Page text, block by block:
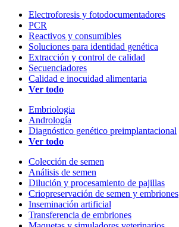
Electroforesis y fotodocumentadores
PCR
Reactivos y consumibles
Soluciones para identidad genética
Extracción y control de calidad
Secuenciadores
Calidad e inocuidad alimentaria
Ver todo
Embriologia
Andrología
Diagnóstico genético preimplantacional
Ver todo
Colección de semen
Análisis de semen
Dilución y procesamiento de pajillas
Criopreservación de semen y embriones
Inseminación artificial
Transferencia de embriones